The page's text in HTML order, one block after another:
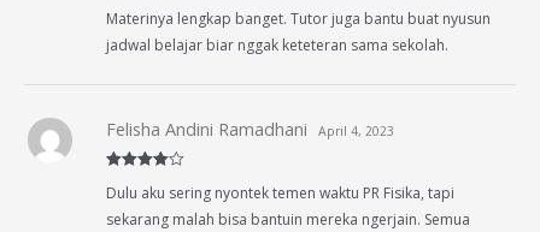
out of 5
Materinya lengkap banget. Tutor juga bantu buat nyusun
jadwal belajar biar nggak keteteran sama sekolah.
out of 5
Felisha Andini Ramadhani April 4, 2023
Dulu aku sering nyontek temen waktu PR Fisika, tapi
sekarang malah bisa bantuin mereka ngerjain. Semua